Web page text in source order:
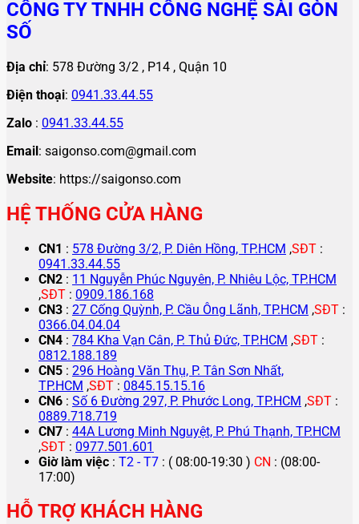
CÔNG TY TNHH CÔNG NGHỆ SÀI GÒN
SỐ
Địa chỉ: 578 Đường 3/2 , P14 , Quận 10
Điện thoại: 0941.33.44.55
Zalo : 0941.33.44.55
Email: saigonso.com@gmail.com
Website: https://saigonso.com
HỆ THỐNG CỬA HÀNG
CN1 : 578 Đường 3/2, P. Diên Hồng, TP.HCM ,SĐT :
0941.33.44.55
CN2 : 11 Nguyễn Phúc Nguyên, P. Nhiêu Lộc, TP.HCM
,SĐT : 0909.186.168
CN3 : 27 Cống Quỳnh, P. Cầu Ông Lãnh, TP.HCM ,SĐT :
0366.04.04.04
CN4 : 784 Kha Vạn Cân, P. Thủ Đức, TP.HCM ,SĐT :
0812.188.189
CN5 : 296 Hoàng Văn Thụ, P. Tân Sơn Nhất,
TP.HCM ,SĐT : 0845.15.15.16
CN6 : Số 6 Đường 297, P. Phước Long, TP.HCM ,SĐT :
0889.718.719
CN7 : 44A Lương Minh Nguyệt, P. Phú Thạnh, TP.HCM
,SĐT : 0977.501.601
Giờ làm việc : T2 - T7 : ( 08:00-19:30 ) CN : (08:00-
17:00)
HỖ TRỢ KHÁCH HÀNG